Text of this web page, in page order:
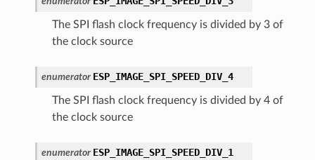
The SPI flash clock frequency is divided by 3 of
the clock source
enumerator ESP_IMAGE_SPI_SPEED_DIV_4
The SPI flash clock frequency is divided by 4 of
the clock source
enumerator ESP_IMAGE_SPI_SPEED_DIV_1